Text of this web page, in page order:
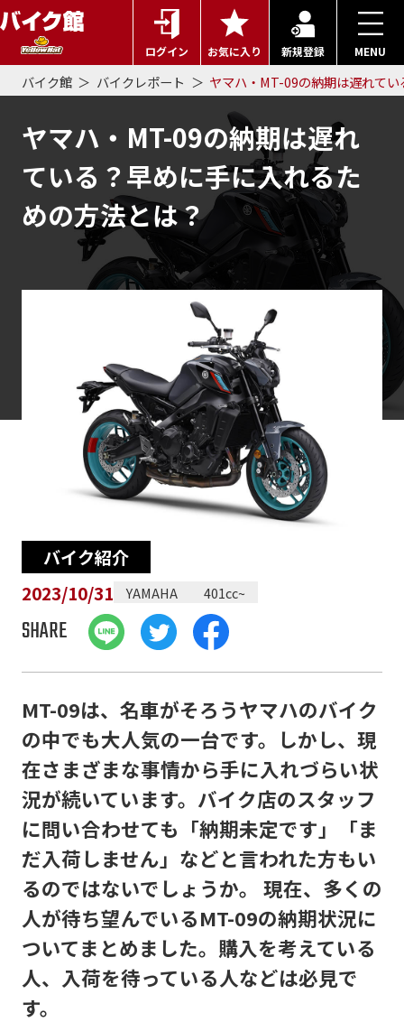
ログイン お気に入り 新規登録 MENU
バイク館 バイクレポート ヤマハ・MT-09の納期は遅れて
ヤマハ・MT-09の納期は遅れ
ている？早めに手に入れるた
めの方法とは？
バイク紹介
2023/10/31
YAMAHA 401cc~
SHARE
MT-09は、名車がそろうヤマハのバイク
の中でも大人気の一台です。しかし、現
在さまざまな事情から手に入れづらい状
況が続いています。バイク店のスタッフ
に問い合わせても「納期未定です」「ま
だ入荷しません」などと言われた方もい
るのではないでしょうか。 現在、多くの
人が待ち望んでいるMT-09の納期状況に
ついてまとめました。購入を考えている
人、入荷を待っている人などは必見で
す。